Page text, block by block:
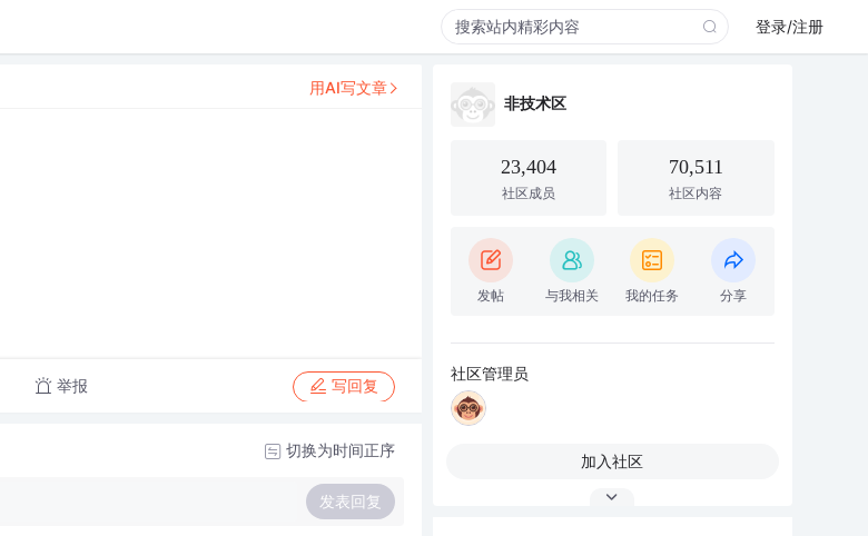
登录/注册
举报 写回复
用AI写文章
切换为时间正序
发表回复
非技术区
23,404
社区成员
70,511
社区内容
发帖 与我相关 我的任务 分享
社区管理员
加入社区